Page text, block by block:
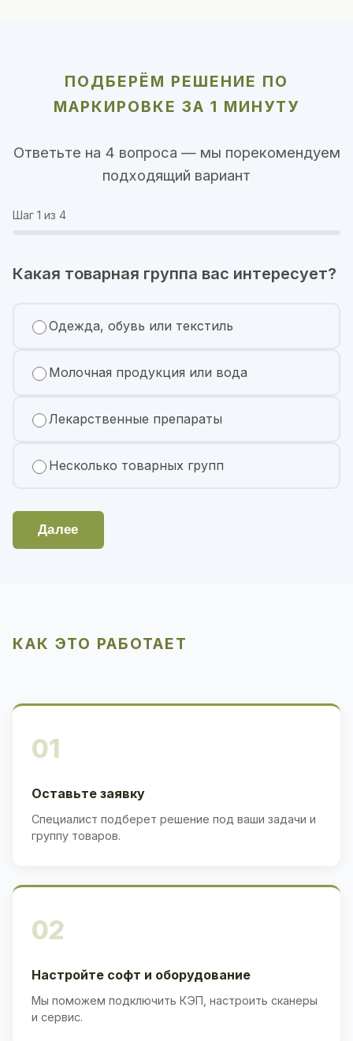
ПОДБЕРЁМ РЕШЕНИЕ ПО
МАРКИРОВКЕ ЗА 1 МИНУТУ
Ответьте на 4 вопроса — мы порекомендуем
подходящий вариант
Шаг 1 из 4
Какая товарная группа вас интересует?
Одежда, обувь или текстиль
Молочная продукция или вода
Лекарственные препараты
Несколько товарных групп
Далее
КАК ЭТО РАБОТАЕТ
01
Оставьте заявку
Специалист подберет решение под ваши задачи и
группу товаров.
02
Настройте софт и оборудование
Мы поможем подключить КЭП, настроить сканеры
и сервис.